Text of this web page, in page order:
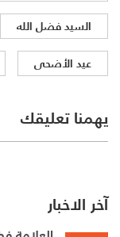
السيد فضل الله
عيد الأضحى
يهمنا تعليقك
آخر الاخبار